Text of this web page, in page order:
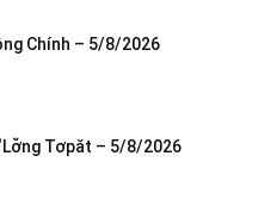
Chính – 5/8/2026
Tơpăt – 5/8/2026